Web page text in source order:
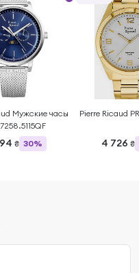
Мужские часы
₴ 30%
Pierre Ricaud
4 726 ₴